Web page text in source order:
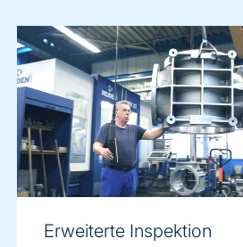
Erweiterte Inspektion